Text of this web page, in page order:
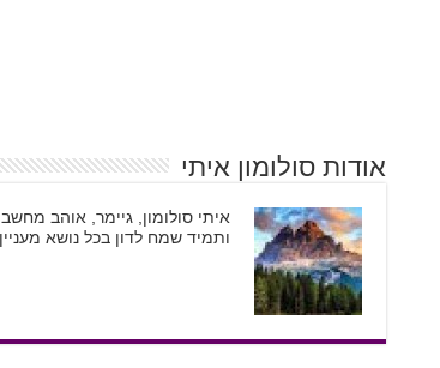
אודות סולומון איתי
ותמיד שמח לדון בכל נושא